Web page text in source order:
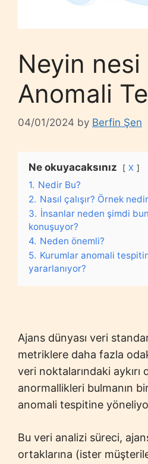
Neyin nesi
Anomali
04/01/2024 by Berfin Şen
Ne okuyacaksınız X
1. Nedir Bu?
2. Nasıl çalışır? Örnek
3. İnsanlar neden şimdi
konuşuyor?
4. Neden önemli?
5. Kurumlar anomali
yararlanıyor?
Ajans dünyası veri
metriklere daha fazla
veri noktalarındaki aykırı
anormallikleri bulmanın
anomali tespitine
Bu veri analizi süreci,
ortaklarına (ister